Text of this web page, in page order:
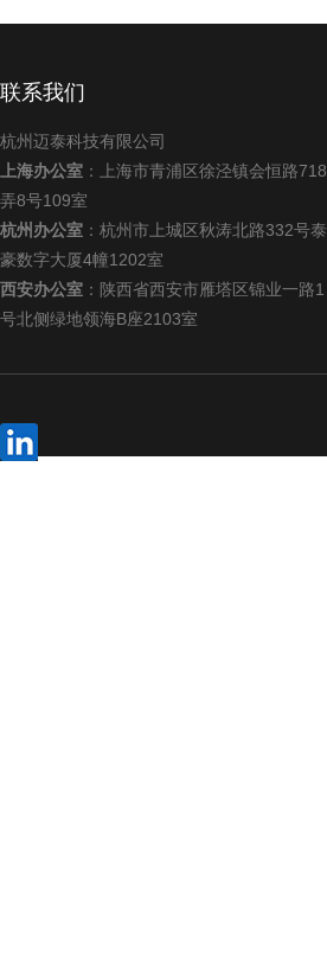
联系我们
杭州迈泰科技有限公司
上海办公室 ：上海市青浦区徐泾镇会恒路718
弄8号109室
杭州办公室 ：杭州市上城区秋涛北路332号泰
豪数字大厦4幢1202室
西安办公室 ：陕西省西安市雁塔区锦业一路1
号北侧绿地领海B座2103室